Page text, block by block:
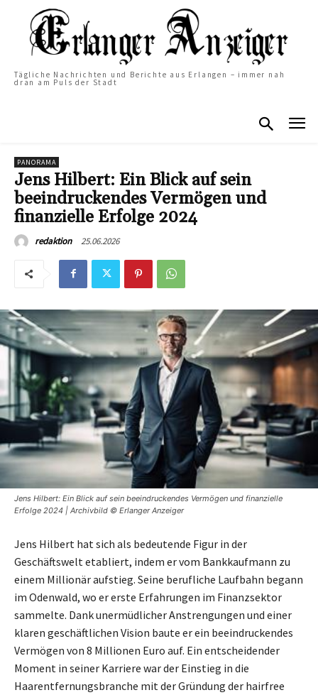
Tägliche Nachrichten und Berichte aus Erlangen – immer nah
dran am Puls der Stadt
PANORAMA
Jens Hilbert: Ein Blick auf sein
beeindruckendes Vermögen und
finanzielle Erfolge 2024
redaktion 25.06.2026
Jens Hilbert: Ein Blick auf sein beeindruckendes Vermögen und finanzielle
Erfolge 2024 | Archivbild © Erlanger Anzeiger
Jens Hilbert hat sich als bedeutende Figur in der
Geschäftswelt etabliert, indem er vom Bankkaufmann zu
einem Millionär aufstieg. Seine berufliche Laufbahn begann
im Odenwald, wo er erste Erfahrungen im Finanzsektor
sammelte. Dank unermüdlicher Anstrengungen und einer
klaren geschäftlichen Vision baute er ein beeindruckendes
Vermögen von 8 Millionen Euro auf. Ein entscheidender
Moment in seiner Karriere war der Einstieg in die
Haarentfernungsbranche mit der Gründung der hairfree